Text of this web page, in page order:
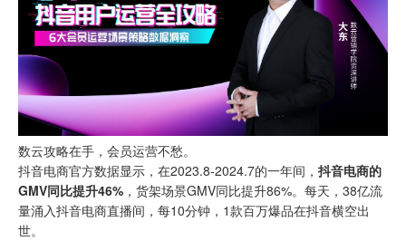
数云攻略在手，会员运营不愁。
抖音电商官方数据显示，在2023.8-2024.7的一年间， 抖音电商的
GMV同比提升46% ，货架场景GMV同比提升86%。每天，38亿流
量涌入抖音电商直播间，每10分钟，1款百万爆品在抖音横空出
世。